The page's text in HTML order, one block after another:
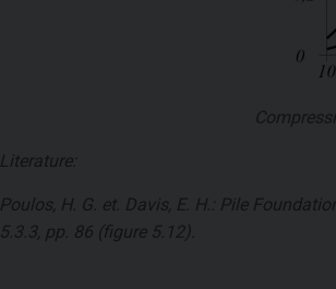
Literature:
Poulos, H. G. et. Davis, E. H.: Pile
5.3.3, pp. 86 (figure 5.12).